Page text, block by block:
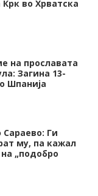
во Хрватска
на прославата
Загина 13-
Шпанија
Сараево: Ги
му, па кажал
„подобро